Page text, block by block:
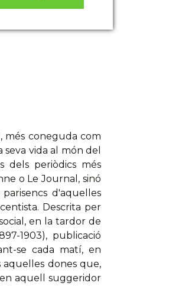
més coneguda com
vida al món del
dels periòdics més
o Le Journal, sinó
d'aquelles
Descrita per
en la tardor de
1903), publicació
se cada matí, en
dones que,
aquell suggeridor